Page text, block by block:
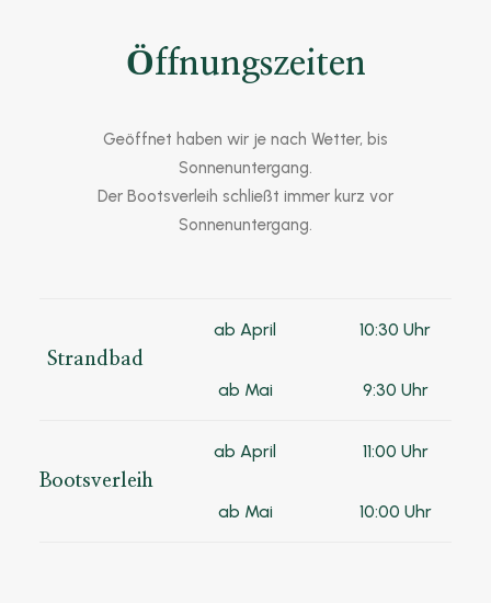
Öffnungszeiten
Geöffnet haben wir je nach Wetter, bis
Sonnenuntergang.
Der Bootsverleih schließt immer kurz vor
Sonnenuntergang.
Strandbad
ab April
ab Mai
10:30 Uhr
9:30 Uhr
Bootsverleih
ab April
ab Mai
11:00 Uhr
10:00 Uhr